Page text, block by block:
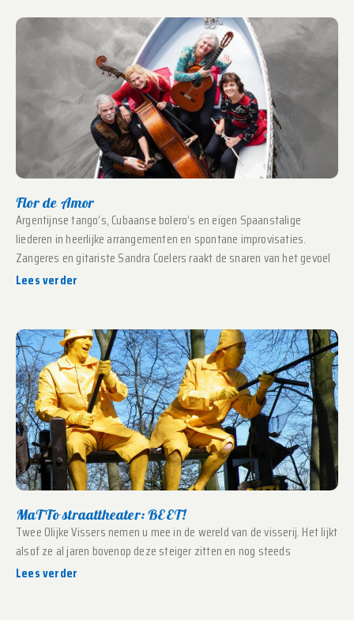
Flor de Amor
Argentijnse tango’s, Cubaanse bolero’s en eigen Spaanstalige
liederen in heerlijke arrangementen en spontane improvisaties.
Zangeres en gitariste Sandra Coelers raakt de snaren van het gevoel
Lees verder
MaTTo straattheater: BEET!
Twee Olijke Vissers nemen u mee in de wereld van de visserij. Het lijkt
alsof ze al jaren bovenop deze steiger zitten en nog steeds
Lees verder